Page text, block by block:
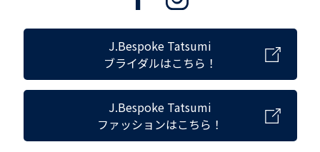
J.Bespoke Tatsumi
ブライダルはこちら！
J.Bespoke Tatsumi
ファッションはこちら！